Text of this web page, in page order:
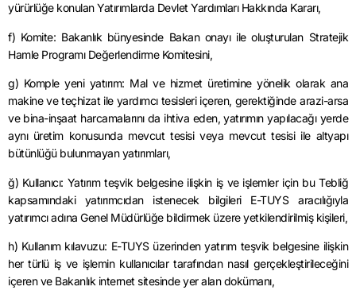
yürürlüğe konulan Yatırımlarda Devlet Yardımları Hakkında Kararı,
f) Komite: Bakanlık bünyesinde Bakan onayı ile oluşturulan Stratejik
Hamle Programı Değerlendirme Komitesini,
g) Komple yeni yatırım: Mal ve hizmet üretimine yönelik olarak ana
makine ve teçhizat ile yardımcı tesisleri içeren, gerektiğinde arazi-arsa
ve bina-inşaat harcamalarını da ihtiva eden, yatırımın yapılacağı yerde
aynı üretim konusunda mevcut tesisi veya mevcut tesisi ile altyapı
bütünlüğü bulunmayan yatırımları,
ğ) Kullanıcı: Yatırım teşvik belgesine ilişkin iş ve işlemler için bu Tebliğ
kapsamındaki yatırımcıdan istenecek bilgileri E-TUYS aracılığıyla
yatırımcı adına Genel Müdürlüğe bildirmek üzere yetkilendirilmiş kişileri,
h) Kullanım kılavuzu: E-TUYS üzerinden yatırım teşvik belgesine ilişkin
her türlü iş ve işlemin kullanıcılar tarafından nasıl gerçekleştirileceğini
içeren ve Bakanlık internet sitesinde yer alan dokümanı,